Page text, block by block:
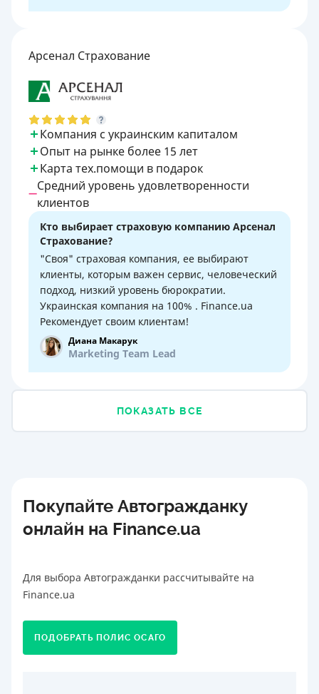
Арсенал Страхование
Компания с украинским капиталом
Опыт на рынке более 15 лет
Карта тех.помощи в подарок
Средний уровень удовлетворенности
клиентов
Кто выбирает страховую компанию Арсенал
Страхование?
"Своя" страховая компания, ее выбирают
клиенты, которым важен сервис, человеческий
подход, низкий уровень бюрократии.
Украинская компания на 100% . Finance.ua
Рекомендует своим клиентам!
Диана Макарук
Marketing Team Lead
ПОКАЗАТЬ ВСЕ
Покупайте Автогражданку
онлайн на Finance.ua
Для выбора Автогражданки рассчитывайте на
Finance.ua
ПОДОБРАТЬ ПОЛИС ОСАГО